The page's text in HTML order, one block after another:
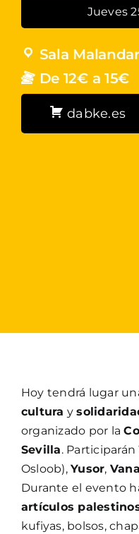
Jueves
Sala Malandar
De 12€ a 15€
dabke.es
Hoy tendrá lugar
cultura y
organizado por la
Sevilla. Participarán
Osloob),Yusor,
Durante el evento
artículos
kufiyas, bolsos,